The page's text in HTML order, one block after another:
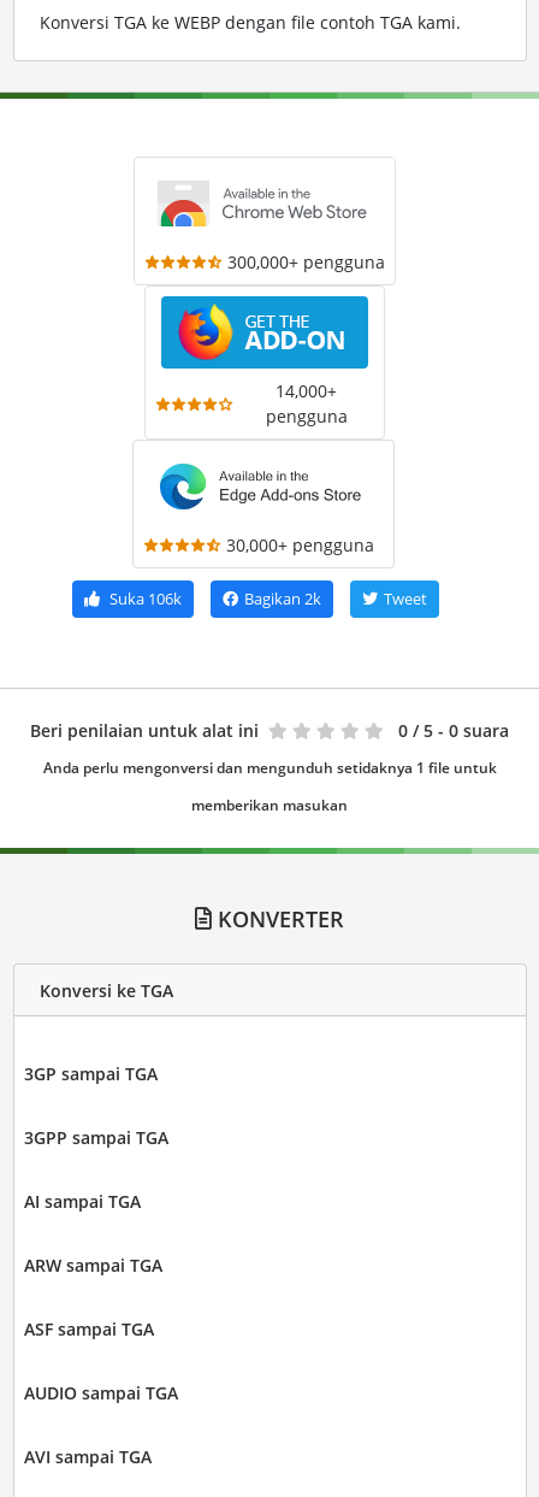
Konversi TGA ke WEBP dengan file contoh TGA kami.
300,000+ pengguna
14,000+
pengguna
30,000+ pengguna
Suka106k Bagikan 2k Tweet
Beri penilaian untuk alat ini 0 / 5 - 0 suara
Anda perlu mengonversi dan mengunduh setidaknya 1 file untuk
memberikan masukan
KONVERTER
Konversi ke TGA
3GP sampai TGA
3GPP sampai TGA
AI sampai TGA
ARW sampai TGA
ASF sampai TGA
AUDIO sampai TGA
AVI sampai TGA